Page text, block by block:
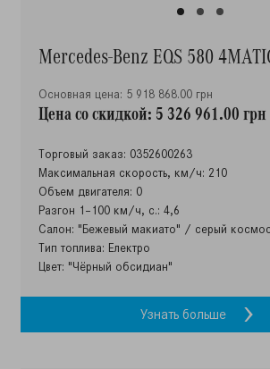
Mercedes-Benz EQS 580
Основная цена: 5 918 868.00 грн
Цена со скидкой: 5 326 961.00 грн
Торговый заказ: 0352600263
Максимальная скорость, км/ч: 210
Объем двигателя: 0
Разгон 1–100 км/ч, с.: 4,6
Салон: "Бежевый макиато" / серый космос
Тип топлива: Електро
Цвет: "Чёрный обсидиан"
Узнать больше